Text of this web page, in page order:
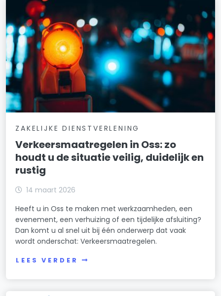
ZAKELIJKE DIENSTVERLENING
Verkeersmaatregelen in Oss: zo
houdt u de situatie veilig, duidelijk en
rustig
14 maart 2026
Heeft u in Oss te maken met werkzaamheden, een
evenement, een verhuizing of een tijdelijke afsluiting?
Dan komt u al snel uit bij één onderwerp dat vaak
wordt onderschat: Verkeersmaatregelen.
LEES VERDER